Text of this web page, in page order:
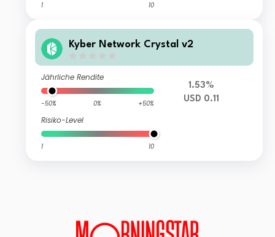
1 10
Kyber Network Crystal v2
Jährliche Rendite
-50% 0% +50%
Risiko-Level
1 10
1.53%
USD 0.11